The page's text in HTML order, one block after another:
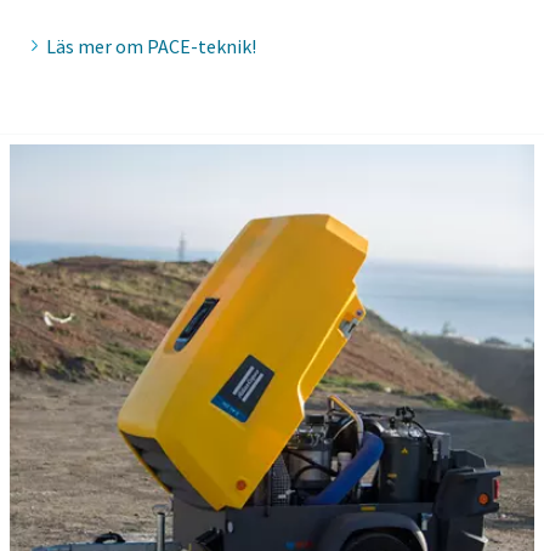
Läs mer om PACE-teknik!